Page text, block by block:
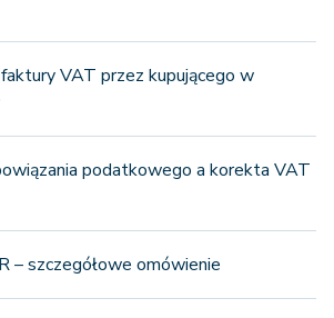
VAT przez kupującego w
podatkowego a korekta VAT
– szczegółowe omówienie